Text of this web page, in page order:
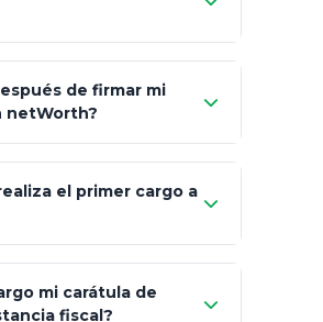
Google Play
"¿Aún no tienes cuenta?
de firmar mi
netWorth?
el primer cargo a
mi carátula de
fiscal?